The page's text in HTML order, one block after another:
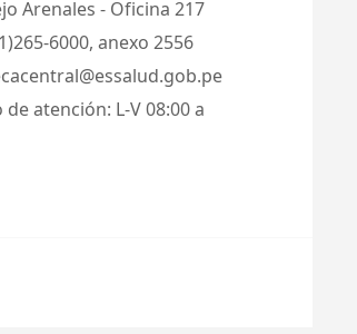
Arenales - Oficina 217
6000, anexo 2556
atención: L-V 08:00 a